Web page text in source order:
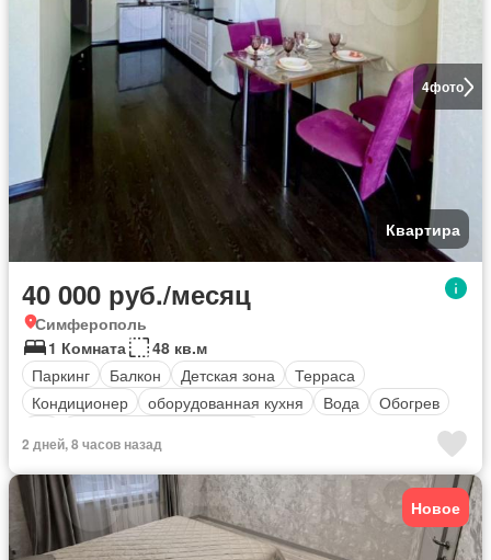
4фото
Квартира
40 000 руб./месяц
Симферополь
1 Комната
48 кв.м
Паркинг
Балкон Детская зона
Терраса
Кондиционер
оборудованная кухня Вода
Обогрев
2 дней, 8 часов назад
Новое